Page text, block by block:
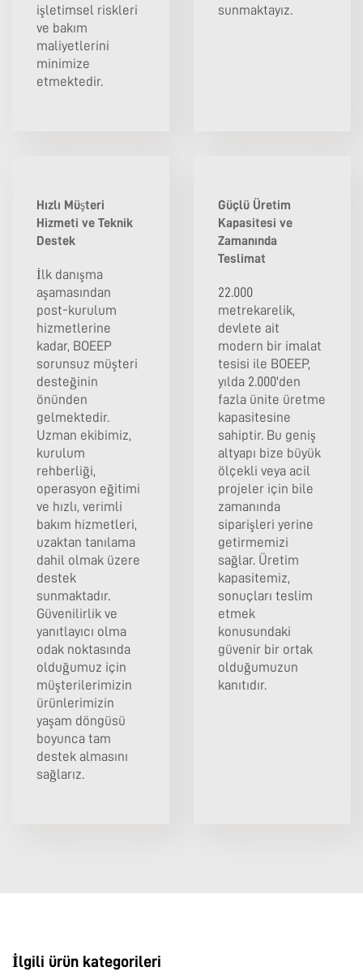
işletimsel riskleri
ve bakım
maliyetlerini
minimize
etmektedir.
sunmaktayız.
Hızlı Müşteri
Hizmeti ve Teknik
Destek
İlk danışma
aşamasından
post-kurulum
hizmetlerine
kadar, BOEEP
sorunsuz müşteri
desteğinin
önünden
gelmektedir.
Uzman ekibimiz,
kurulum
rehberliği,
operasyon eğitimi
ve hızlı, verimli
bakım hizmetleri,
uzaktan tanılama
dahil olmak üzere
destek
sunmaktadır.
Güvenilirlik ve
yanıtlayıcı olma
odak noktasında
olduğumuz için
müşterilerimizin
ürünlerimizin
yaşam döngüsü
boyunca tam
destek almasını
sağlarız.
Güçlü Üretim
Kapasitesi ve
Zamanında
Teslimat
22.000
metrekarelik,
devlete ait
modern bir imalat
tesisi ile BOEEP,
yılda 2.000'den
fazla ünite üretme
kapasitesine
sahiptir. Bu geniş
altyapı bize büyük
ölçekli veya acil
projeler için bile
zamanında
siparişleri yerine
getirmemizi
sağlar. Üretim
kapasitemiz,
sonuçları teslim
etmek
konusundaki
güvenir bir ortak
olduğumuzun
kanıtıdır.
İlgili ürün kategorileri